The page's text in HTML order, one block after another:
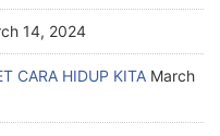
14, 2024
CARA HIDUP KITA March